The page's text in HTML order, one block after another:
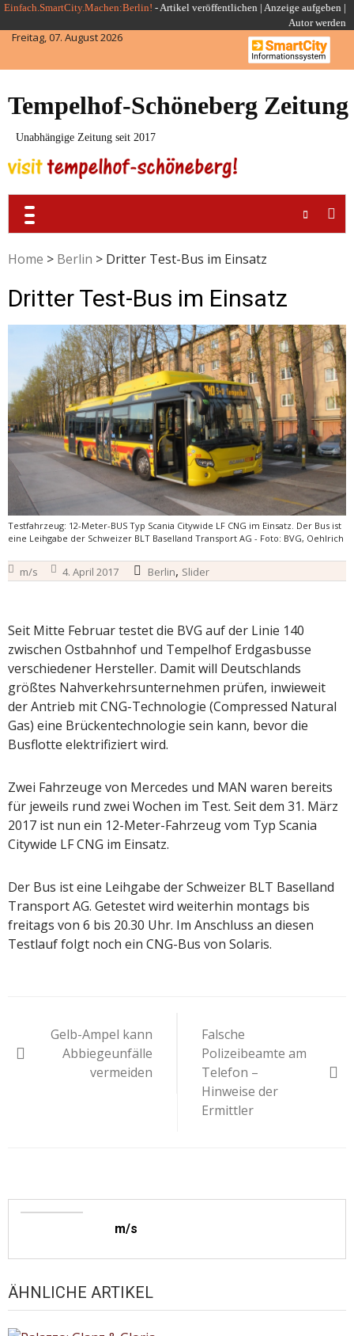
Skip
to
content
Einfach.SmartCity.Machen:Berlin! -Artikel veröffentlichen | Anzeige aufgeben |
Autor werden
Freitag, 07. August 2026
Tempelhof-Schöneberg Zeitung
Unabhängige Zeitung seit 2017
Home > Berlin > Dritter Test-Bus im Einsatz
Dritter Test-Bus im Einsatz
Testfahrzeug: 12-Meter-BUS Typ Scania Citywide LF CNG im Einsatz. Der Bus ist
eine Leihgabe der Schweizer BLT Baselland Transport AG - Foto: BVG, Oehlrich
m/s 4. April 2017 Berlin, Slider
Seit Mitte Februar testet die BVG auf der Linie 140
zwischen Ostbahnhof und Tempelhof Erdgasbusse
verschiedener Hersteller. Damit will Deutschlands
größtes Nahverkehrsunternehmen prüfen, inwieweit
der Antrieb mit CNG-Technologie (Compressed Natural
Gas) eine Brückentechnologie sein kann, bevor die
Busflotte elektrifiziert wird.
Zwei Fahrzeuge von Mercedes und MAN waren bereits
für jeweils rund zwei Wochen im Test. Seit dem 31. März
2017 ist nun ein 12-Meter-Fahrzeug vom Typ Scania
Citywide LF CNG im Einsatz.
Der Bus ist eine Leihgabe der Schweizer BLT Baselland
Transport AG. Getestet wird weiterhin montags bis
freitags von 6 bis 20.30 Uhr. Im Anschluss an diesen
Testlauf folgt noch ein CNG-Bus von Solaris.
Gelb-Ampel kann
Abbiegeunfälle
vermeiden
Falsche
Polizeibeamte am
Telefon –
Hinweise der
Ermittler
m/s
ÄHNLICHE ARTIKEL